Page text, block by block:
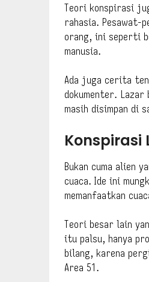
Teori konspirasi
rahasia. Pesawat-
orang, ini seperti
manusia.
Ada juga cerita
dokumenter. Lazar
masih disimpan
Konspirasi
Bukan cuma alien
cuaca. Ide ini
memanfaatkan
Teori besar lain
itu palsu, hanya
bilang, karena
Area 51.